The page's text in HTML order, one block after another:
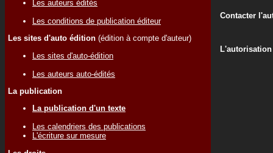
Les auteurs édités
Les conditions de publication éditeur
Les sites d'auto édition (édition à compte d'auteur)
Les sites d'auto-édition
Les auteurs auto-édités
La publication
La publication d'un texte
Les calendriers des publications
L'écriture sur mesure
Contacter
L'autorisation